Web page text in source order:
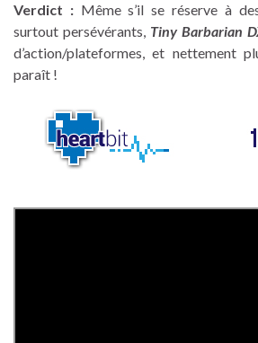
Verdict : Même s’il se réserve à
surtout persévérants, Tiny Barbarian
d’action/plateformes, et nettement
paraît !